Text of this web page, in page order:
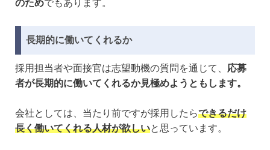
のためでもあります。
長期的に働いてくれるか
採用担当者や面接官は志望動機の質問を通じて、 応募
者が長期的に働いてくれるか見極めようともします。
会社としては、当たり前ですが採用したらできるだけ
長く働いてくれる人材が欲しいと思っています。